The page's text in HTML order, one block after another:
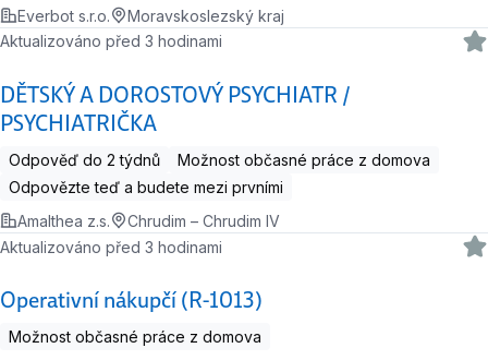
Everbot s.r.o.
Moravskoslezský kraj
DĚTSKÝ A DOROSTOVÝ PSYCHIATR /
PSYCHIATRIČKA
Aktualizováno před 3 hodinami
Odpověď do 2 týdnů
Možnost občasné práce z domova
Odpovězte teď a budete mezi prvními
Amalthea z.s.
Chrudim – Chrudim IV
Operativní nákupčí (R-1013)
Aktualizováno před 3 hodinami
Možnost občasné práce z domova